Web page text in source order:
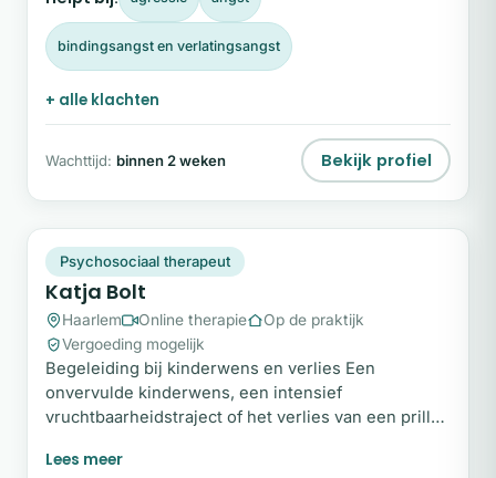
en zelfverbinding prioriteit worden, veranderen
relaties, werk en leiderschap fundamenteel.
bindingsangst en verlatingsangst
+ alle klachten
Wachttijd: binnen 2 weken Bekijk profiel
KB
Plek beschikbaar
Psychosociaal therapeut
Katja Bolt
Haarlem Online therapie
Op de praktijk
Vergoeding mogelijk
Begeleiding bij kinderwens en verlies Een
onvervulde kinderwens, een intensief
vruchtbaarheidstraject of het verlies van een prille
vertrouwde wereld volledig op zijn kop zetten. Het